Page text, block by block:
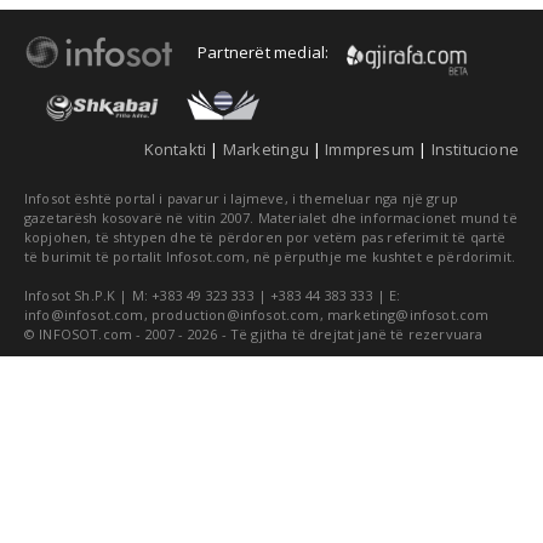
Partnerët medial:
Kontakti | Marketingu | Immpresum | Institucione
Infosot është portal i pavarur i lajmeve, i themeluar nga një grup
gazetarësh kosovarë në vitin 2007. Materialet dhe informacionet mund të
kopjohen, të shtypen dhe të përdoren por vetëm pas referimit të qartë
të burimit të portalit Infosot.com, në përputhje me kushtet e përdorimit.
Infosot Sh.P.K | M: +383 49 323 333 | +383 44 383 333 | E:
info@infosot.com , production@infosot.com , marketing@infosot.com
© INFOSOT.com - 2007 - 2026 - Të gjitha të drejtat janë të rezervuara